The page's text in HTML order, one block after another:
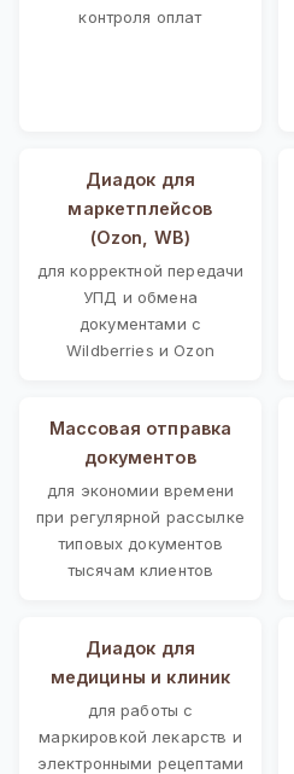
контроля оплат
Диадок для
маркетплейсов
(Ozon, WB)
для корректной передачи
УПД и обмена
документами с
Wildberries и Ozon
Массовая отправка
документов
для экономии времени
при регулярной рассылке
типовых документов
тысячам клиентов
Диадок для
медицины и клиник
для работы с
маркировкой лекарств и
электронными рецептами